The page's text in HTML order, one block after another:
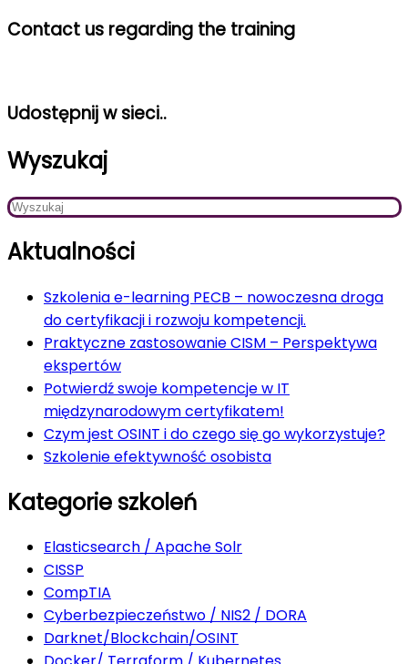
Contact us regarding the training
Udostępnij w sieci..
Wyszukaj
Aktualności
Szkolenia e-learning PECB – nowoczesna droga
do certyfikacji i rozwoju kompetencji.
Praktyczne zastosowanie CISM – Perspektywa
ekspertów
Potwierdź swoje kompetencje w IT
międzynarodowym certyfikatem!
Czym jest OSINT i do czego się go wykorzystuje?
Szkolenie efektywność osobista
Kategorie szkoleń
Elasticsearch / Apache Solr
CISSP
CompTIA
Cyberbezpieczeństwo / NIS2 / DORA
Darknet/Blockchain/OSINT